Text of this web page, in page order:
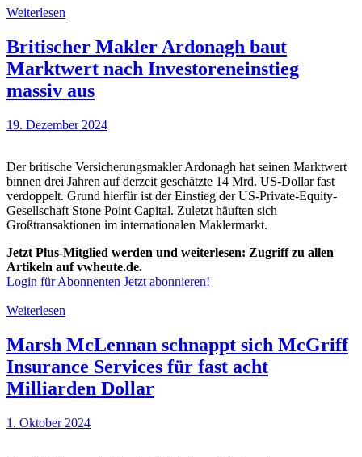
Weiterlesen
Britischer Makler Ardonagh baut
Marktwert nach Investoreneinstieg
massiv aus
19. Dezember 2024
Der britische Versicherungsmakler Ardonagh hat seinen Marktwert
binnen drei Jahren auf derzeit geschätzte 14 Mrd. US-Dollar fast
verdoppelt. Grund hierfür ist der Einstieg der US-Private-Equity-
Gesellschaft Stone Point Capital. Zuletzt häuften sich
Großtransaktionen im internationalen Maklermarkt.
Jetzt Plus-Mitglied werden und weiterlesen: Zugriff zu allen
Artikeln auf vwheute.de.
Login für Abonnenten Jetzt abonnieren!
Weiterlesen
Marsh McLennan schnappt sich McGriff
Insurance Services für fast acht
Milliarden Dollar
1. Oktober 2024